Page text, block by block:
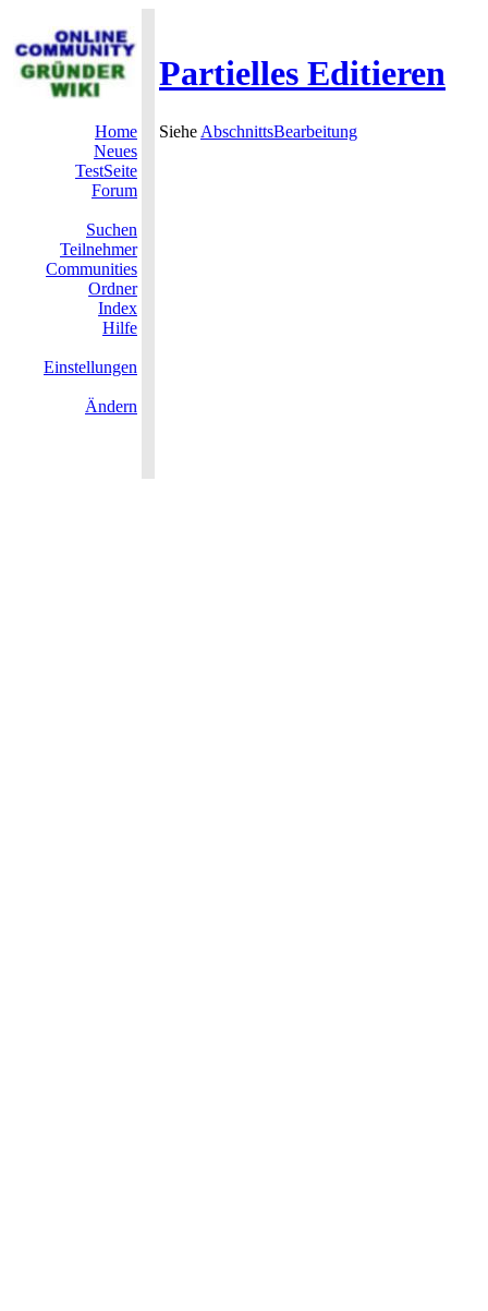
Partielles Editieren
Home
Neues
TestSeite
Forum
Suchen
Teilnehmer
Communities
Ordner
Index
Hilfe
Einstellungen
Ändern
Siehe AbschnittsBearbeitung